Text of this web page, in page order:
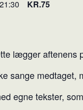
21:30 KR.75
lægger
sange
egne tekster,